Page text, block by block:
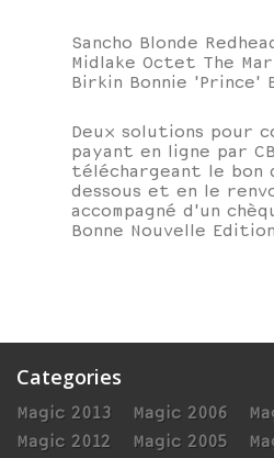
Sancho Blonde
Midlake Octet The
Birkin Bonnie 'Prince'
Deux solutions pour
payant en ligne par
téléchargeant le bon
dessous et en le
accompagné d'un
Bonne Nouvelle
Categories
Magic 2013
Magic 2012
Magic 2006
Magic 2005